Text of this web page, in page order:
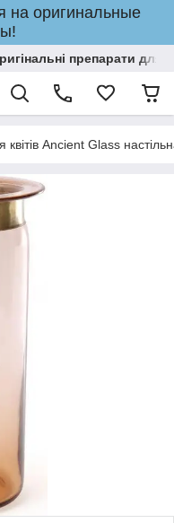
на оригинальные
препарати для
квітів Ancient Glass